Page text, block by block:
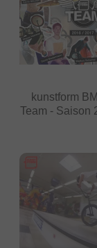
kunstform
Team - Saison